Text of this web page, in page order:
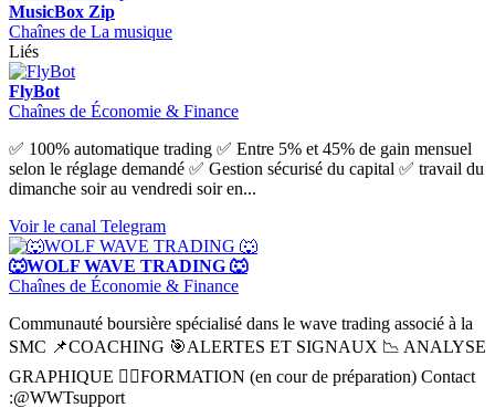
MusicBox Zip
Chaînes de La musique
Liés
FlyBot
Chaînes de Économie & Finance
✅ 100% automatique trading ✅ Entre 5% et 45% de gain mensuel
selon le réglage demandé ✅ Gestion sécurisé du capital ✅ travail du
dimanche soir au vendredi soir en...
Voir le canal Telegram
🐺WOLF WAVE TRADING 🐺
Chaînes de Économie & Finance
Communauté boursière spécialisé dans le wave trading associé à la
SMC 📌COACHING 🎯ALERTES ET SIGNAUX 📉 ANALYSE
GRAPHIQUE ✍🏽FORMATION (en cour de préparation) Contact
:@WWTsupport